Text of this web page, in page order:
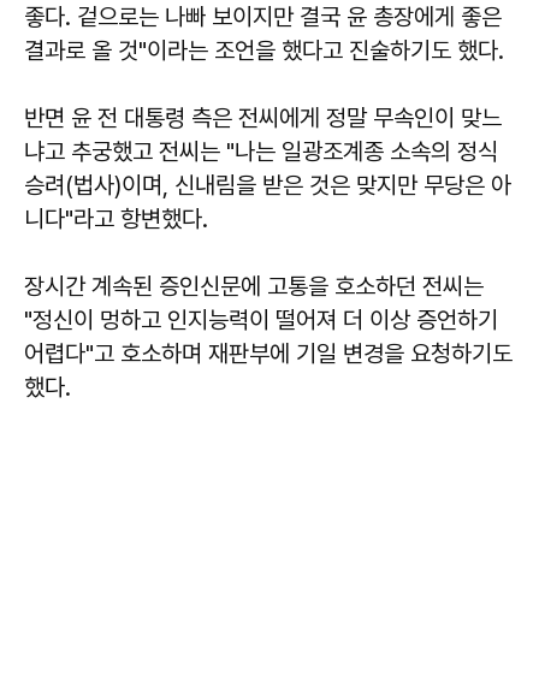
좋다. 겉으로는 나빠 보이지만 결국 윤 총장에게 좋은
결과로 올 것"이라는 조언을 했다고 진술하기도 했다.
반면 윤 전 대통령 측은 전씨에게 정말 무속인이 맞느
냐고 추궁했고 전씨는 "나는 일광조계종 소속의 정식
승려(법사)이며, 신내림을 받은 것은 맞지만 무당은 아
니다"라고 항변했다.
장시간 계속된 증인신문에 고통을 호소하던 전씨는
"정신이 멍하고 인지능력이 떨어져 더 이상 증언하기
어렵다"고 호소하며 재판부에 기일 변경을 요청하기도
했다.